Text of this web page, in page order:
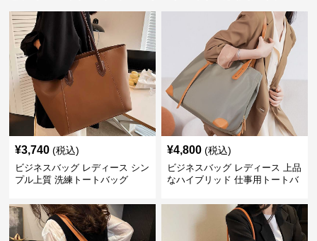
¥3,740 (税込)
ビジネスバッグ レディース シン
プル上質 洗練トートバッグ
¥4,800 (税込)
ビジネスバッグ レディース 上品
なハイブリッド 仕事用トートバ